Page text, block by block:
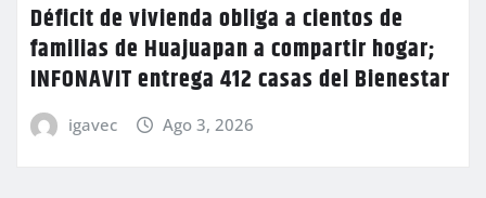
Déficit de vivienda obliga a cientos de
familias de Huajuapan a compartir hogar;
INFONAVIT entrega 412 casas del Bienestar
igavec Ago 3, 2026